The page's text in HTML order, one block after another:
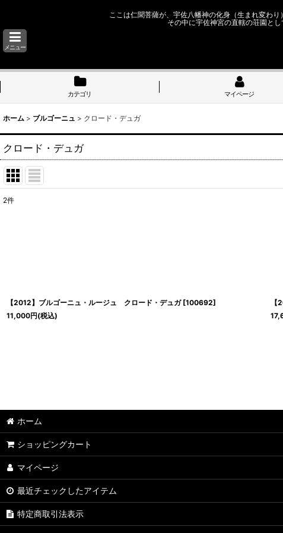
ここは仁聞菩薩が、宇佐八幡神の化身（生まれ変わ
その中に宇佐神宮の直轄の荘園と
メニュー
カテゴリ マイページ
ホーム > ブルゴーニュ > クロード・デュガ
クロード・デュガ
2件
【2012】ブルゴーニュ・ルージュ クロード・デュガ [100692]
11,000円(税込)
ホーム
ショッピングカート
マイページ
最近チェックしたアイテム
特定商取引法表示